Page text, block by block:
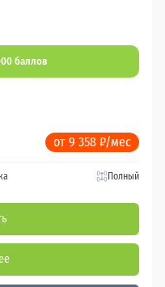
баллов
от 9 358 ₽/мес
Полный